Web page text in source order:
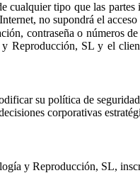
tipo que las
no supondrá el
contraseña o
SL y el
su política de
corporativas
y Reproducción, SL,